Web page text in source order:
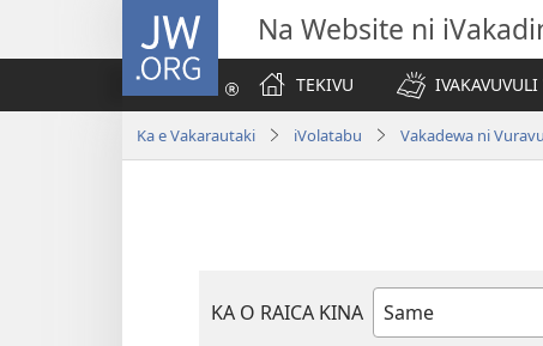
JW.ORG Na Website ni
TEKIVU
Ka e Vakarautaki iVolatabu Vakadewa ni
KA O RAICA KINA
iVola